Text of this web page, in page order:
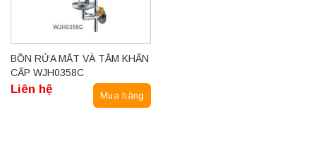
BỒN RỬA MẮT VÀ TẮM KHẨN
CẤP WJH0358C
Liên hệ Mua hàng